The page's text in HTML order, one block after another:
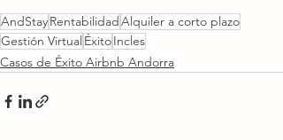
AndStayRentabilidadAlquiler a corto plazo
Gestión Virtual ÉxitoIncles
Casos de Éxito Airbnb Andorra